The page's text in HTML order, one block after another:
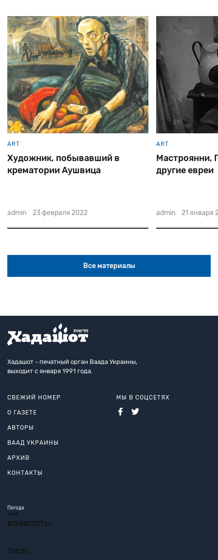
ART
Мастроянни, Гассман, и
другие евреи
admin 21 января 2022
ART
Еврейские
Катаева
admin 19 января
Все материалы
Хадашот - печатный орган Ваада Украины,
выходит с января 1991 года.
СВЕЖИЙ НОМЕР
О ГАЗЕТЕ
АВТОРЫ
ВААД УКРАИНЫ
АРХИВ
КОНТАКТЫ
МЫ В СОЦСЕТЯХ
Погода
Київ
вологість:
тиск: